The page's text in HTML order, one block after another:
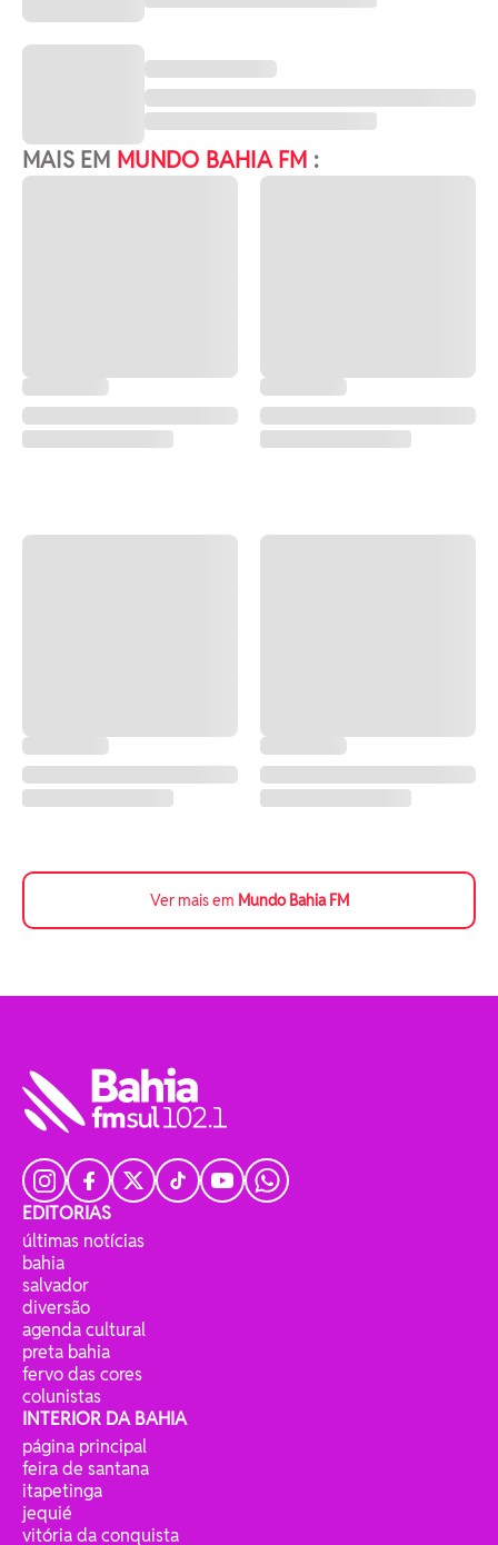
MAIS EM MUNDO BAHIA FM :
Ver mais em Mundo Bahia FM
EDITORIAS
últimas notícias
bahia
salvador
diversão
agenda cultural
preta bahia
fervo das cores
colunistas
INTERIOR DA BAHIA
página principal
feira de santana
itapetinga
jequié
vitória da conquista